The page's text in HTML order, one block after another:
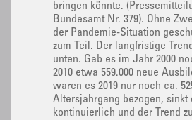
bringen könnte.
Bundesamt Nr. 379). Ohne
der Pandemie-Situation
zum Teil. Der langfristige
unten. Gab es im Jahr 2000
2010 etwa 559.000 neue
waren es 2019 nur noch ca.
Altersjahrgang bezogen, sinkt
kontinuierlich und der Trend